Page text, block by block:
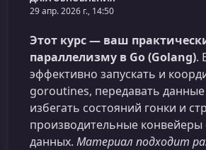
29 апр. 2026 г., 14:50
Этот курс — ваш
параллелизму в Go (Golang).
эффективно запускать и
goroutines, передавать
избегать состояний гонки и
производительные конвейеры
данных. Материал подходит